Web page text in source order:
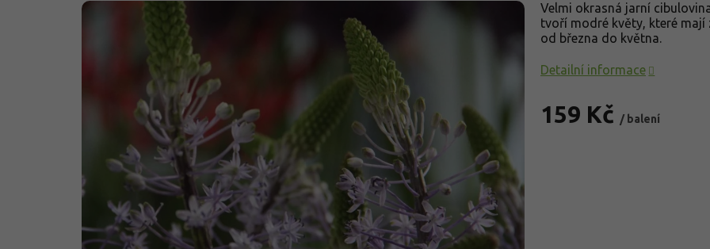
159 Kč / balení
Velmi okrasná jarní
tvoří modré květy, které mají
od března do května.
Detailní informace